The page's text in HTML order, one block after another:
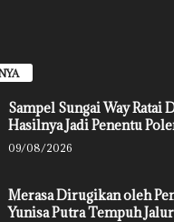
Sampel Sungai Way
Hasilnya Jadi Penentu
09/08/2026
Merasa Dirugikan oleh
Yunisa Putra Tempuh